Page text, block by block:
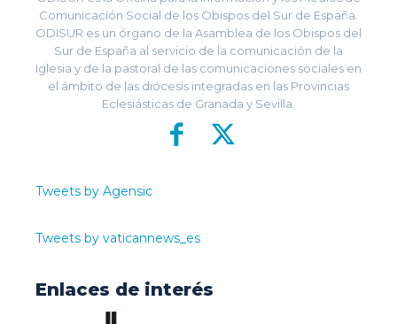
Comunicación Social de los Obispos del Sur de España.
ODISUR es un órgano de la Asamblea de los Obispos del
Sur de España al servicio de la comunicación de la
Iglesia y de la pastoral de las comunicaciones sociales en
el ámbito de las diócesis integradas en las Provincias
Eclesiásticas de Granada y Sevilla.
Tweets by Agensic
Tweets by vaticannews_es
Enlaces de interés